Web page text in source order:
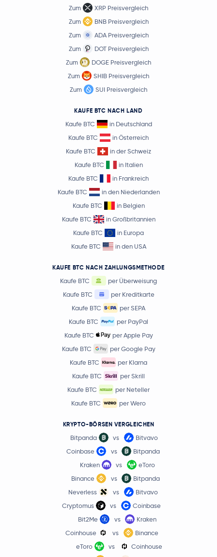
Zum
XRP Preisvergleich
Zum
BNB Preisvergleich
Zum
ADA Preisvergleich
Zum
DOT Preisvergleich
Zum
DOGE Preisvergleich
Zum
SHIB Preisvergleich
Zum
SUI Preisvergleich
KAUFE BTC NACH LAND
Kaufe BTC
in Deutschland
Kaufe BTC
in Österreich
Kaufe BTC
in der Schweiz
Kaufe BTC
in Italien
Kaufe BTC
in Frankreich
Kaufe BTC
in den Niederlanden
Kaufe BTC
in Belgien
Kaufe BTC
in Großbritannien
Kaufe BTC
in Europa
Kaufe BTC
in den USA
KAUFE BTC NACH ZAHLUNGSMETHODE
Kaufe BTC
per Überweisung
Kaufe BTC
per Kreditkarte
Kaufe BTC
per SEPA
Kaufe BTC
per PayPal
Kaufe BTC
per Apple Pay
Kaufe BTC
per Google Pay
Kaufe BTC
per Klarna
Kaufe BTC
per Skrill
Kaufe BTC
per Neteller
Kaufe BTC
per Wero
KRYPTO-BÖRSEN VERGLEICHEN
Bitpanda vs
Bitvavo
Coinbase
vs
Bitpanda
Kraken
vs
eToro
Binance
vs
Bitpanda
Neverless
vs
Bitvavo
Cryptomus
vs
Coinbase
Bit2Me
vs
Kraken
Coinhouse
vs
Binance
eToro
vs
Coinhouse